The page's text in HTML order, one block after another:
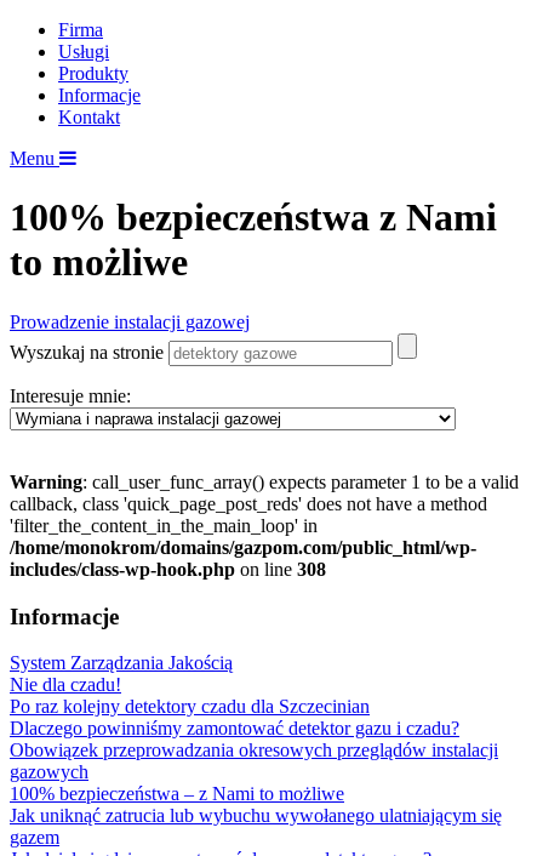
Firma
Usługi
Produkty
Informacje
Kontakt
Menu
100% bezpieczeństwa z Nami
to możliwe
Prowadzenie instalacji gazowej
Wyszukaj na stronie
Interesuje mnie:
Warning: call_user_func_array() expects parameter 1 to be a valid
callback, class 'quick_page_post_reds' does not have a method
'filter_the_content_in_the_main_loop' in
/home/monokrom/domains/gazpom.com/public_html/wp-
includes/class-wp-hook.php on line 308
Informacje
System Zarządzania Jakością
Nie dla czadu!
Po raz kolejny detektory czadu dla Szczecinian
Dlaczego powinniśmy zamontować detektor gazu i czadu?
Obowiązek przeprowadzania okresowych przeglądów instalacji
gazowych
100% bezpieczeństwa – z Nami to możliwe
Jak uniknąć zatrucia lub wybuchu wywołanego ulatniającym się
gazem